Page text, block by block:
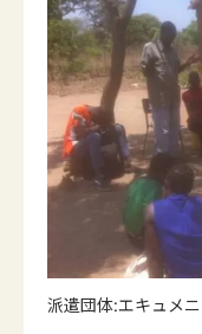
派遣団体:エキュメ